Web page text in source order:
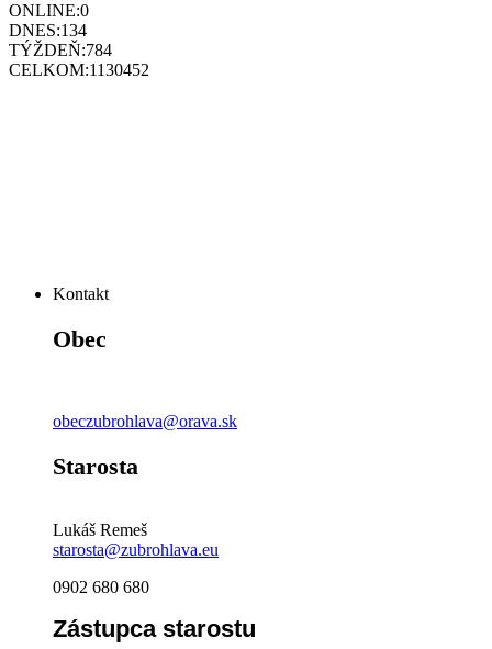
ONLINE:0
DNES:134
TÝŽDEŇ:784
CELKOM:1130452
Kontakt
Obec
obeczubrohlava@orava.sk
Starosta
Lukáš Remeš
starosta@zubrohlava.eu
0902 680 680
Zástupca starostu